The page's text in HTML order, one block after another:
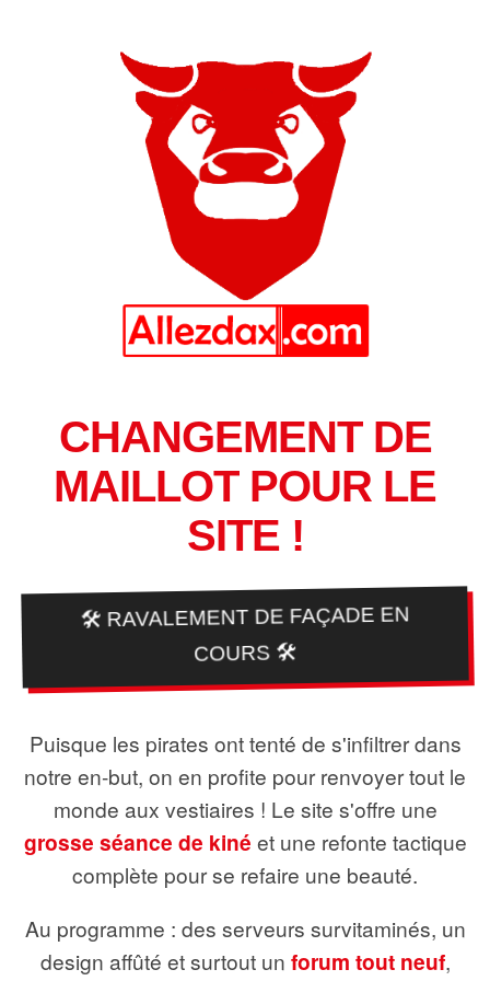
CHANGEMENT DE
MAILLOT POUR LE
SITE !
🛠️ RAVALEMENT DE FAÇADE EN
COURS 🛠️
Puisque les pirates ont tenté de s'infiltrer dans
notre en-but, on en profite pour renvoyer tout le
monde aux vestiaires ! Le site s'offre une
grosse séance de kiné et une refonte tactique
complète pour se refaire une beauté.
Au programme : des serveurs survitaminés, un
design affûté et surtout un forum tout neuf,